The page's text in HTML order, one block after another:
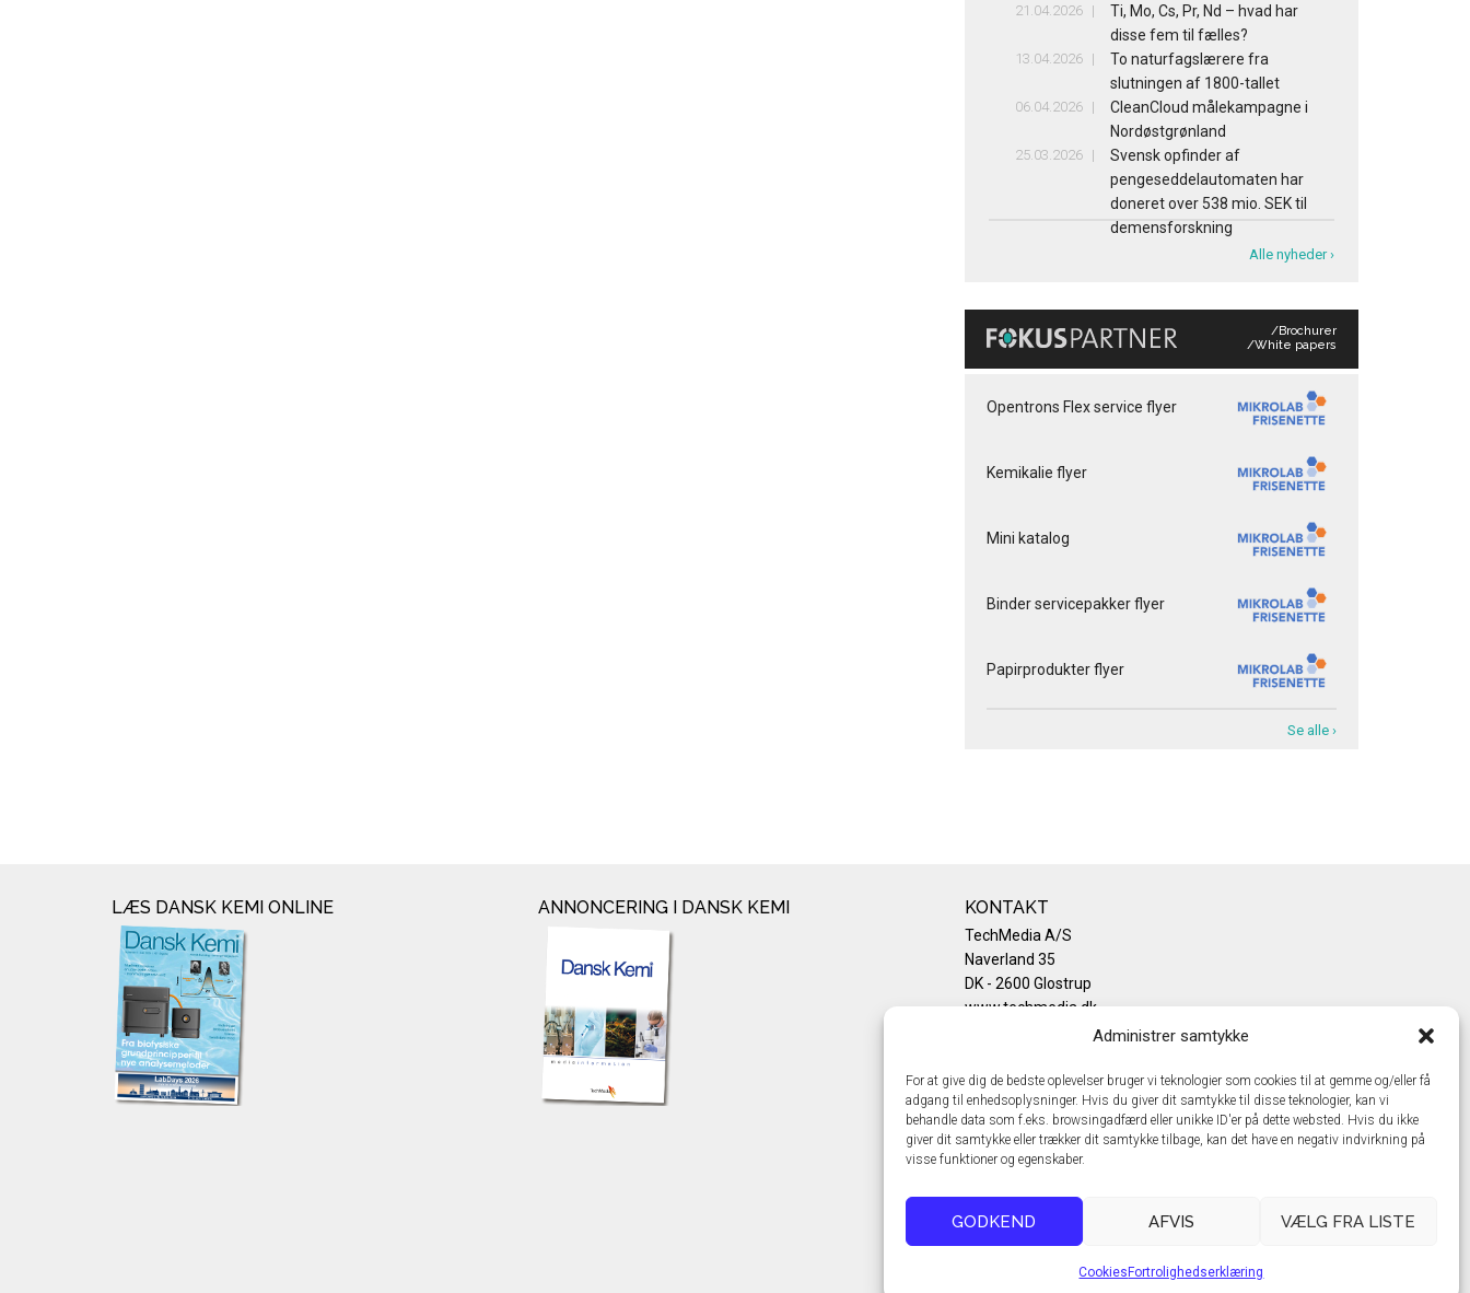
Administrer samtykke
For at give dig de bedste oplevelser bruger vi teknologier som cookies til at gemme og/eller få
adgang til enhedsoplysninger. Hvis du giver dit samtykke til disse teknologier, kan vi
behandle data som f.eks. browsingadfærd eller unikke ID'er på dette websted. Hvis du ikke
giver dit samtykke eller trækker dit samtykke tilbage, kan det have en negativ indvirkning på
visse funktioner og egenskaber.
GODKEND AFVIS VÆLG FRA LISTE
Cookies Fortrolighedserklæring
21.04.2026
Ti, Mo, Cs, Pr, Nd – hvad har
disse fem til fælles?
13.04.2026
To naturfagslærere fra
slutningen af 1800-tallet
06.04.2026
CleanCloud målekampagne i
Nordøstgrønland
25.03.2026
Svensk opfinder af
pengeseddelautomaten har
doneret over 538 mio. SEK til
demensforskning
Alle nyheder ›
/Brochurer
/White papers
Opentrons Flex service flyer
Kemikalie flyer
Mini katalog
Binder servicepakker flyer
Papirprodukter flyer
Se alle ›
LÆS DANSK KEMI ONLINE ANNONCERING I DANSK KEMI KONTAKT
TechMedia A/S
Naverland 35
DK - 2600 Glostrup
www.techmedia.dk
Telefon: +45 43 24 26 28
Privatlivspolitik
Cookiepolitik